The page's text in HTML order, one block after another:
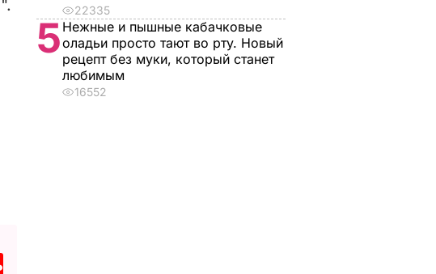
22335
5 Нежные и пышные кабачковые
оладьи просто тают во рту. Новый
рецепт без муки, который станет
любимым
16552